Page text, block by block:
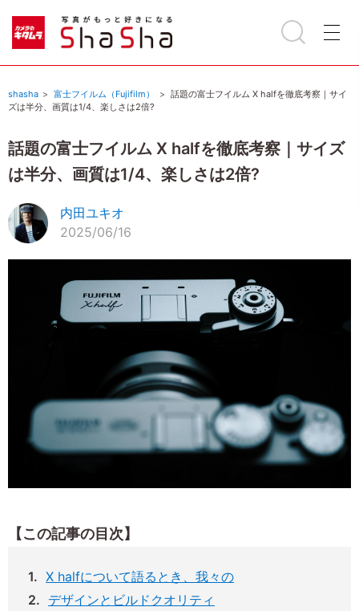
shasha 富士フイルム（Fujifilm）
話題の富士フイルム X halfを徹底考察｜サイ
ズは半分、画質は1/4、楽しさは2倍?
話題の富士フイルム X halfを徹底考察｜サイズ
は半分、画質は1/4、楽しさは2倍?
内田ユキオ
2025/06/16
【この記事の目次】
X halfについて語るとき、我々の
デザインとビルドクオリティ